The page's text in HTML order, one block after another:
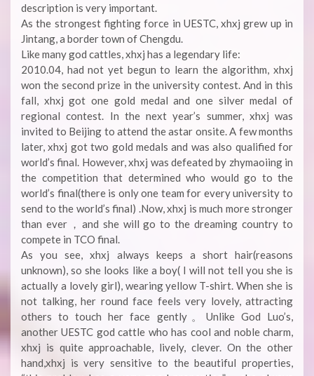
description is very important.
As the strongest fighting force in UESTC, xhxj grew up in
Jintang, a border town of Chengdu.
Like many god cattles, xhxj has a legendary life:
2010.04, had not yet begun to learn the algorithm, xhxj
won the second prize in the university contest. And in this
fall, xhxj got one gold medal and one silver medal of
regional contest. In the next year’s summer, xhxj was
invited to Beijing to attend the astar onsite. A few months
later, xhxj got two gold medals and was also qualified for
world’s final. However, xhxj was defeated by zhymaoiing in
the competition that determined who would go to the
world’s final(there is only one team for every university to
send to the world’s final) .Now, xhxj is much more stronger
than ever，and she will go to the dreaming country to
compete in TCO final.
As you see, xhxj always keeps a short hair(reasons
unknown), so she looks like a boy( I will not tell you she is
actually a lovely girl), wearing yellow T-shirt. When she is
not talking, her round face feels very lovely, attracting
others to touch her face gently。Unlike God Luo’s,
another UESTC god cattle who has cool and noble charm,
xhxj is quite approachable, lively, clever. On the other
hand,xhxj is very sensitive to the beautiful properties,